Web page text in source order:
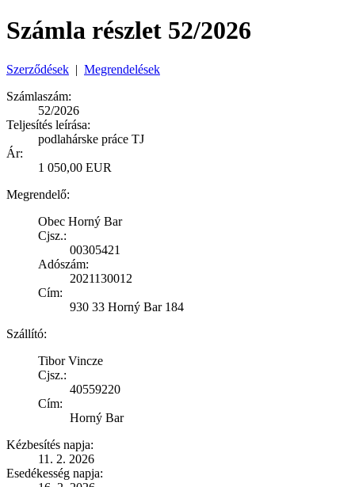
Számla részlet 52/2026
Szerződések | Megrendelések
Számlaszám:
52/2026
Teljesítés leírása:
podlahárske práce TJ
Ár:
1 050,00 EUR
Megrendelő:
Obec Horný Bar
Cjsz.:
00305421
Adószám:
2021130012
Cím:
930 33 Horný Bar 184
Szállító:
Tibor Vincze
Cjsz.:
40559220
Cím:
Horný Bar
Kézbesítés napja:
11. 2. 2026
Esedékesség napja: